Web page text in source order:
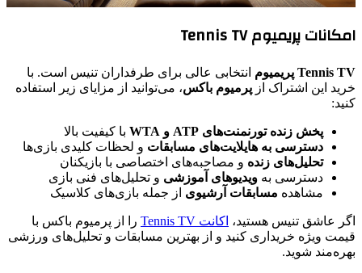
امکانات پریمیوم Tennis TV
Tennis TV پریمیوم
انتخابی عالی برای طرفداران تنیس است. با
خرید این اشتراک از پرمیوم باکس، می‌توانید از مزایای زیر استفاده
کنید:
پخش زنده تورنمنت‌های ATP و WTA
با کیفیت بالا
دسترسی به هایلایت‌های مسابقات و لحظات کلیدی بازی‌ها
تحلیل‌های زنده و مصاحبه‌های اختصاصی با بازیکنان
دسترسی به ویدیوهای آموزشی و تحلیل‌های فنی بازی
مشاهده مسابقات آرشیوی از جمله بازی‌های کلاسیک
اگر عاشق تنیس هستید، اکانت Tennis TV
را از پرمیوم باکس با
قیمت ویژه خریداری کنید و از بهترین مسابقات و تحلیل‌های ورزشی
بهره‌مند شوید.